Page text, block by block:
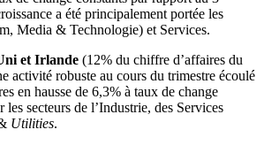
a été principalement portée les
Media & Technologie) et Services.
et Irlande (12% du chiffre d’affaires du
activité robuste au cours du trimestre écoulé
en hausse de 6,3% à taux de change
les secteurs de l’Industrie, des Services
Utilities.